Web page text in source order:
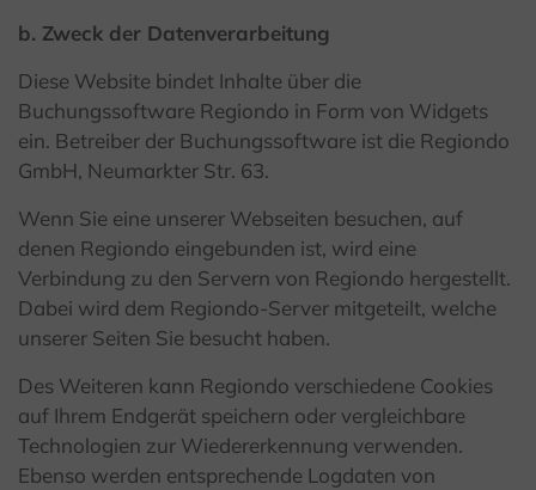
b. Zweck der Datenverarbeitung
Diese Website bindet Inhalte über die
Buchungssoftware Regiondo in Form von Widgets
ein. Betreiber der Buchungssoftware ist die Regiondo
GmbH, Neumarkter Str. 63.
Wenn Sie eine unserer Webseiten besuchen, auf
denen Regiondo eingebunden ist, wird eine
Verbindung zu den Servern von Regiondo hergestellt.
Dabei wird dem Regiondo-Server mitgeteilt, welche
unserer Seiten Sie besucht haben.
Des Weiteren kann Regiondo verschiedene Cookies
auf Ihrem Endgerät speichern oder vergleichbare
Technologien zur Wiedererkennung verwenden.
Ebenso werden entsprechende Logdaten von